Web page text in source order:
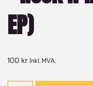
EP)
100 kr Inkl. MVA.